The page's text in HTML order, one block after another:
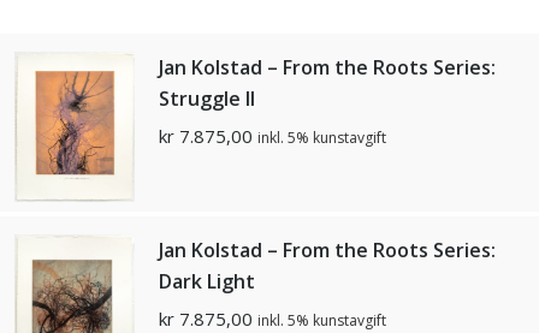
Jan Kolstad – From the Roots Series:
Struggle II
kr 7.875,00 inkl. 5% kunstavgift
Jan Kolstad – From the Roots Series:
Dark Light
kr 7.875,00 inkl. 5% kunstavgift